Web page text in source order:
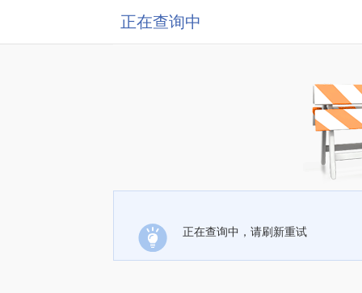
正在查询中
正在查询中，请刷新重试